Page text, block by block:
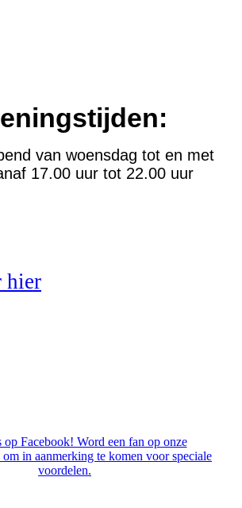
van woensdag tot en met
17.00 uur tot 22.00 uur
hier
op Facebook! Word een fan op onze
in aanmerking te komen voor speciale
voordelen.